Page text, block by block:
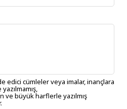
edici cümleler veya imalar, inançlara
ve büyük harflerle yazılmış